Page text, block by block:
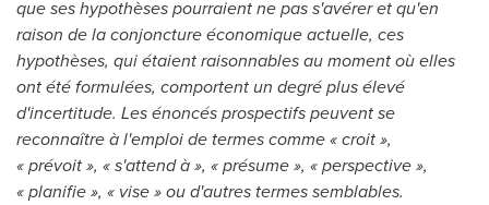
que ses hypothèses pourraient ne pas s'avérer et qu'en
raison de la conjoncture économique actuelle, ces
hypothèses, qui étaient raisonnables au moment où elles
ont été formulées, comportent un degré plus élevé
d'incertitude. Les énoncés prospectifs peuvent se
reconnaître à l'emploi de termes comme « croit »,
« prévoit », « s'attend à », « présume », « perspective »,
« planifie », « vise » ou d'autres termes semblables.